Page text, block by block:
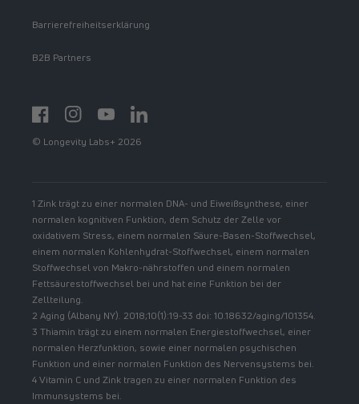
Barrierefreiheitserklärung
B2B Partners
FacebookInstagramYouTubehttps://www.linkedin.com/showcase/
© Longevity Labs+ 2026
1 Zink trägt zu einer normalen DNA- und Eiweißsynthese, einer
normalen kognitiven Funktion, dem Schutz der Zelle vor
oxidativem Stress, einem normalen Säure-Basen-Stoffwechsel,
einem normalen Kohlenhydrat-Stoffwechsel, einem normalen
Stoffwechsel von Makro-nährstoffen und einem normalen
Fettsäurestoffwechsel bei und hat eine Funktion bei der
Zellteilung.
2 Aging (Albany NY). 2018;10(1):19-33 doi: 10.18632/aging/101354.
3 Thiamin trägt zu einem normalen Energiestoffwechsel, einer
normalen Herzfunktion, sowie einer normalen psychischen
Funktion und einer normalen Funktion des Nervensystems bei.
4 Vitamin C und Zink tragen zu einer normalen Funktion des
Immunsystems bei.